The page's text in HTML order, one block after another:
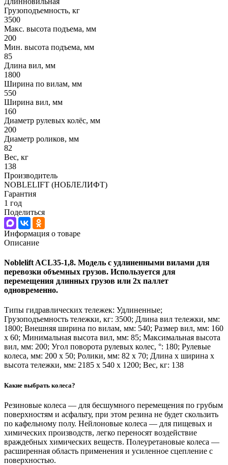
Грузоподъемность, кг
3500
Макс. высота подъема, мм
200
Мин. высота подъема, мм
85
Длина вил, мм
1800
Ширина по вилам, мм
550
Ширина вил, мм
160
Диаметр рулевых колёс, мм
200
Диаметр роликов, мм
82
Вес, кг
138
Производитель
NOBLELIFT (НОБЛЕЛИФТ)
Гарантия
1 год
Поделиться
Информация о товаре
Описание
Noblelift ACL35-1,8. Модель с удлиненными вилами для
перевозки объемных грузов. Используется для
перемещения длинных грузов или 2х паллет
одновременно.
Типы гидравлических тележек: Удлиненные;
Грузоподъемность тележки, кг: 3500; Длина вил тележки, мм:
1800; Внешняя ширина по вилам, мм: 540; Размер вил, мм: 160
х 60; Минимальная высота вил, мм: 85; Максимальная высота
вил, мм: 200; Угол поворота рулевых колес, °: 180; Рулевые
колеса, мм: 200 х 50; Ролики, мм: 82 х 70; Длина х ширина х
высота тележки, мм: 2185 х 540 х 1200; Вес, кг: 138
Какие выбрать колеса?
Резиновые колеса — для бесшумного перемещения по грубым
поверхностям и асфальту, при этом резина не будет скользить
по кафельному полу. Нейлоновые колеса — для пищевых и
химических производств, легко переносят воздействие
враждебных химических веществ. Полеуретановые колеса —
расширенная область применения и усиленное сцепление с
поверхностью.